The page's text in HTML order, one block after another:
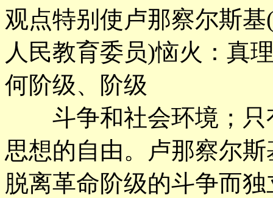
观点特别使卢那察尔斯
人民教育委员)恼火：真
何阶级、阶级
斗争和社会环境；只
思想的自由。卢那察尔
脱离革命阶级的斗争而